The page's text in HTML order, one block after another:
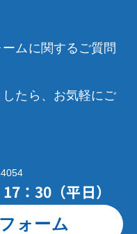
ムに関するご質問
たら、お気軽にご
：30（平日）
ォーム